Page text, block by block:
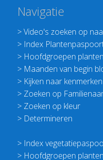
Navigatie
>Video's zoeken op
> Index
> Hoofdgroepen
> Maanden van begin
> Kijken naar kenmerken
> Zoeken op
> Zoeken op kleur
> Determineren
> Index
> Hoofdgroepen